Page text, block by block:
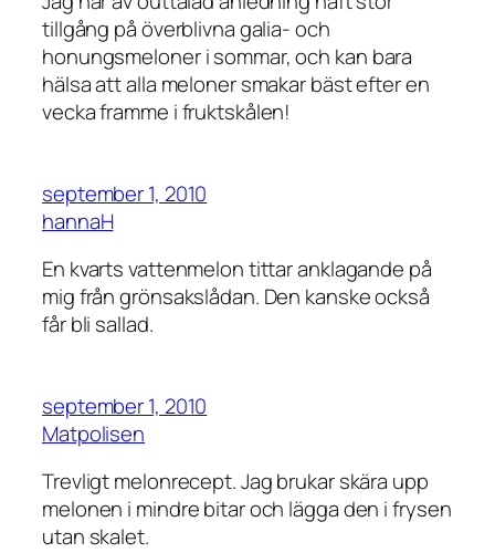
tillgång på överblivna galia- och
honungsmeloner i sommar, och kan bara
hälsa att alla meloner smakar bäst efter en
vecka framme i fruktskålen!
september 1, 2010
hannaH
En kvarts vattenmelon tittar anklagande på
mig från grönsakslådan. Den kanske också
får bli sallad.
september 1, 2010
Matpolisen
Trevligt melonrecept. Jag brukar skära upp
melonen i mindre bitar och lägga den i frysen
utan skalet.